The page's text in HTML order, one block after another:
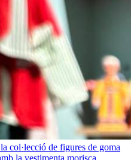
col·lecció de figures de goma
la vestimenta morisca